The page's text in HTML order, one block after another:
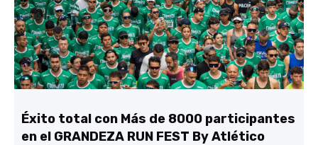
Éxito total con Más de 8000 participantes
en el GRANDEZA RUN FEST By Atlético